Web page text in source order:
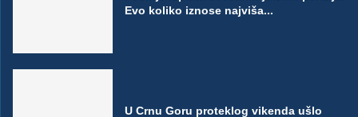
Evo koliko iznose najviša...
U Crnu Goru proteklog vikenda ušlo